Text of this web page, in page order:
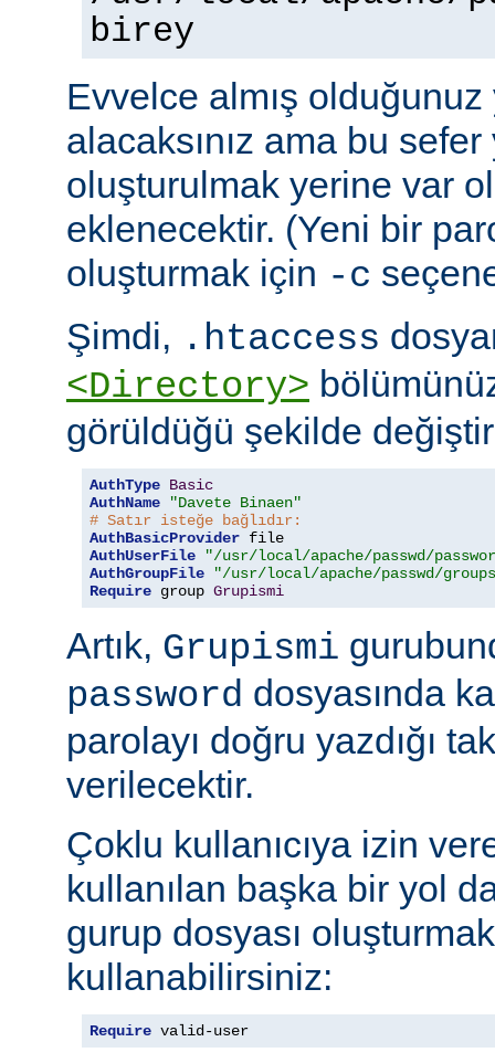
birey
Evvelce almış olduğunuz
alacaksınız ama bu
oluşturulmak yerine var
eklenecektir. (Yeni bir
oluşturmak için -c
Şimdi, .htaccess
<Directory>
görüldüğü şekilde
AuthType Basic
AuthName
"Davete Binaen"
# Satır isteğe bağlıdır:
AuthBasicProvider
AuthUserFile
"/usr/local/apache/passwd/
AuthGroupFile
"/usr/local/apache/passwd/
Require group Grupismi
Artık, Grupismi
password dosyasında
parolayı doğru yazdığı
verilecektir.
Çoklu kullanıcıya izin
kullanılan başka bir yol
gurup dosyası
kullanabilirsiniz:
Require valid-user